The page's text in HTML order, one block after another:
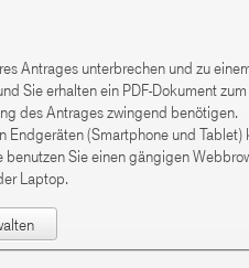
Antrages unterbrechen und zu
Sie erhalten ein PDF-Dokument
des Antrages zwingend benötigen.
Endgeräten (Smartphone und Tablet)
Sie einen gängigen
Laptop.